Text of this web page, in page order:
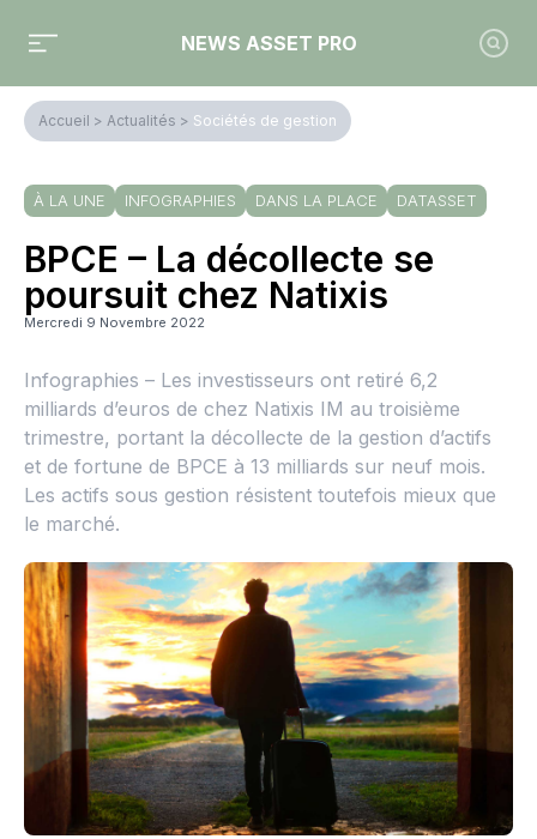
NEWS ASSET PRO
Accueil > Actualités > Sociétés de gestion
À LA UNE INFOGRAPHIES DANS LA PLACE DATASSET
BPCE – La décollecte se
poursuit chez Natixis
Mercredi 9 Novembre 2022
Infographies – Les investisseurs ont retiré 6,2
milliards d’euros de chez Natixis IM au troisième
trimestre, portant la décollecte de la gestion d’actifs
et de fortune de BPCE à 13 milliards sur neuf mois.
Les actifs sous gestion résistent toutefois mieux que
le marché.